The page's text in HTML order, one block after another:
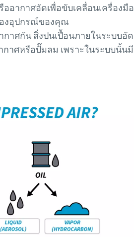
ากาศอัดเพื่อขับเคลื่อนเครื่องมือ
องอุปกรณ์ของคุณ
กาศกัน สิ่งปนเปื้อนภายในระบบอัด
าศหรือปั๊มลม เพราะในระบบนั้นมี